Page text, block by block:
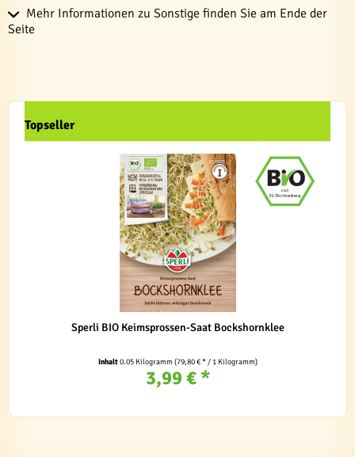
Mehr Informationen zu Sonstige finden Sie am Ende der
Seite
Topseller
Sperli BIO Keimsprossen-Saat Bockshornklee
Inhalt0.05 Kilogramm(79,80 € * / 1 Kilogramm)
3,99 € *